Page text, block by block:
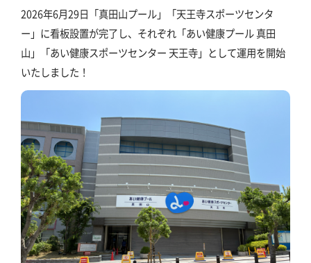
2026年6月29日「真田山プール」「天王寺スポーツセンタ
ー」に看板設置が完了し、それぞれ「あい健康プール 真田
山」「あい健康スポーツセンター 天王寺」として運用を開始
いたしました！